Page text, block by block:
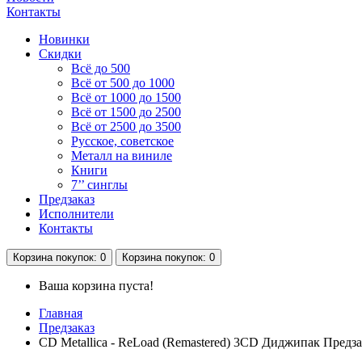
Контакты
Новинки
Скидки
Всё до 500
Всё от 500 до 1000
Всё от 1000 до 1500
Всё от 1500 до 2500
Всё от 2500 до 3500
Русское, советское
Металл на виниле
Книги
7’’ синглы
Предзаказ
Исполнители
Контакты
Корзина покупок: 0 Корзина покупок: 0
Ваша корзина пуста!
Главная
Предзаказ
CD Metallica - ReLoad (Remastered) 3CD Диджипак